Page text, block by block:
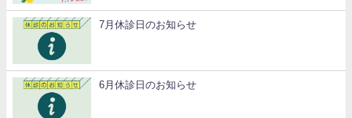
7月休診日のお知らせ
6月休診日のお知らせ